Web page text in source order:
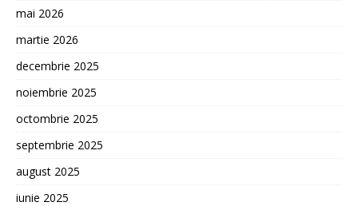
mai 2026
martie 2026
decembrie 2025
noiembrie 2025
octombrie 2025
septembrie 2025
august 2025
iunie 2025